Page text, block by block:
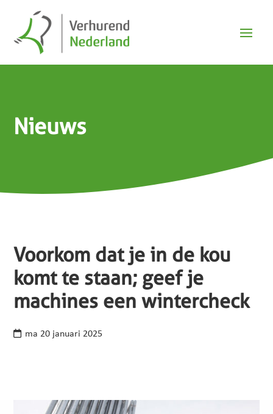
Nieuws
Voorkom dat je in de kou
komt te staan; geef je
machines een wintercheck
ma 20 januari 2025